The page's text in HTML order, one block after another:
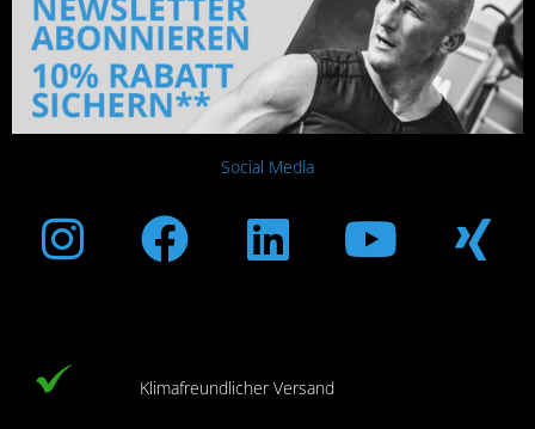
Social Media
Instagram
Facebook
Linkedin
Klimafreundlicher Versand